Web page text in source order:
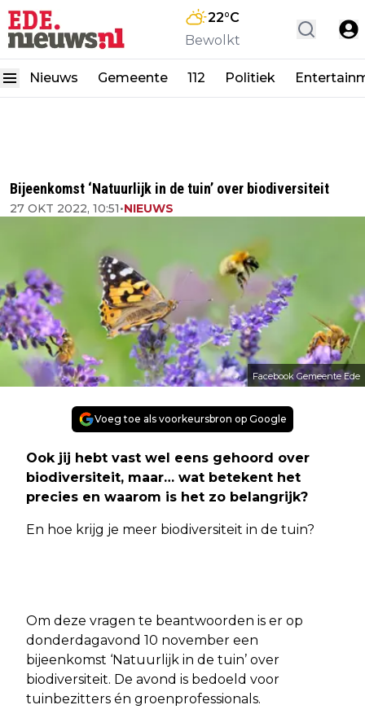
22°C
Bewolkt
Nieuws Gemeente 112 Politiek
Bijeenkomst ‘Natuurlijk in de tuin’ over biodiversiteit
27 OKT 2022, 10:51•NIEUWS
Facebook Gemeente Ede
Voeg toe als voorkeursbron op Google
Ook jij hebt vast wel eens gehoord over
biodiversiteit, maar… wat betekent het
precies en waarom is het zo belangrijk?
En hoe krijg je meer biodiversiteit in de tuin?
Om deze vragen te beantwoorden is er op
donderdagavond 10 november een
bijeenkomst ‘Natuurlijk in de tuin’ over
biodiversiteit. De avond is bedoeld voor
tuinbezitters én groenprofessionals.